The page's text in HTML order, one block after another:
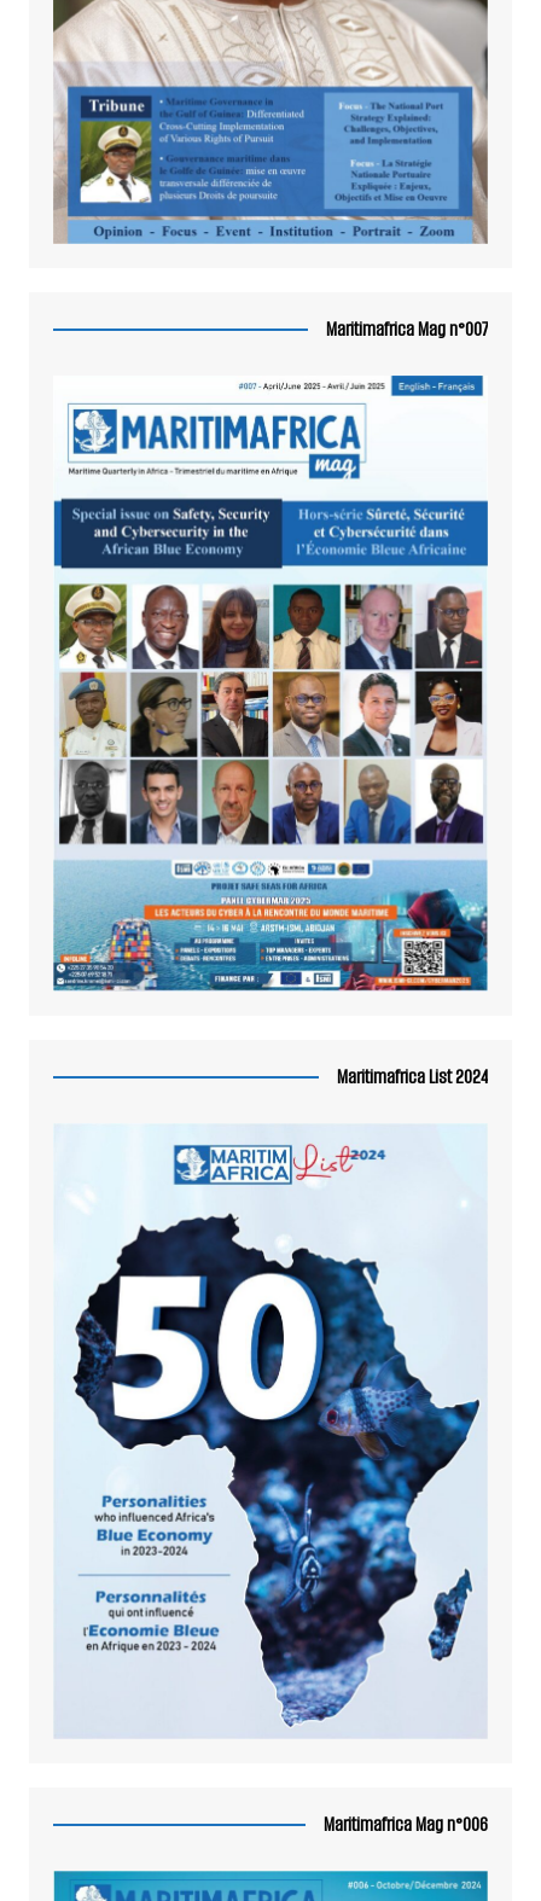
Maritimafrica Mag n°007
Maritimafrica List 2024
Maritimafrica Mag n°006